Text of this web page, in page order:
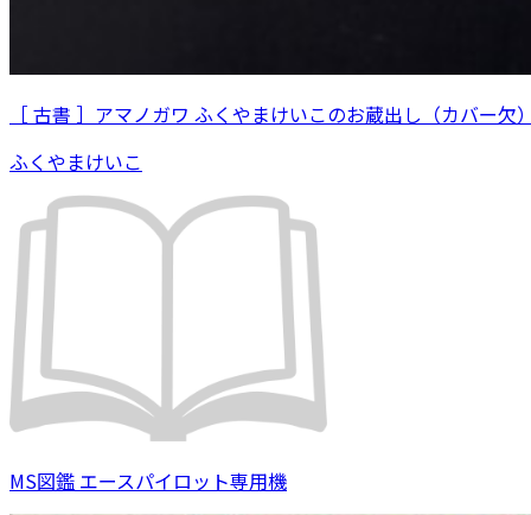
［ 古書 ］アマノガワ ふくやまけいこのお蔵出し（カバー欠
ふくやまけいこ
MS図鑑 エースパイロット専用機